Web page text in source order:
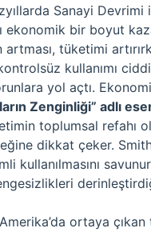
Sanayi
ekonomik bir boyut
tüketimi
kullanımı
yol açtı.
Zenginliği” adlı
toplumsal refahı
dikkat çeker.
kullanılmasını
ortaya